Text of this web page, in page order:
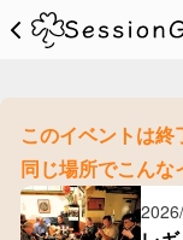
このイベントは終
同じ場所でこん